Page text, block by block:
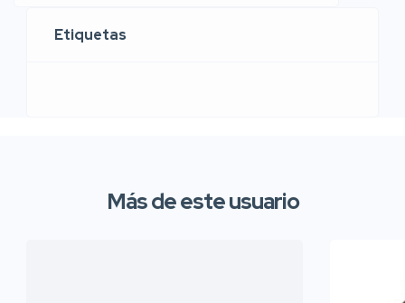
Etiquetas
Más de este usuario